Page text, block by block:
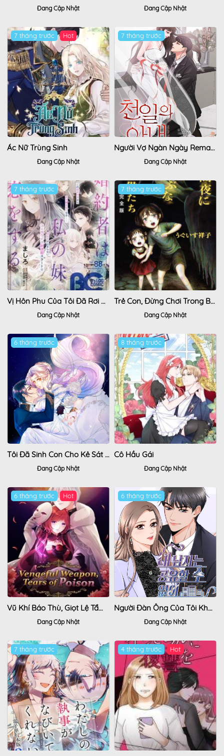
Đang Cập Nhật Đang Cập Nhật
7 tháng trước
Ác Nữ Trùng Sinh
Đang Cập Nhật
7 tháng trước
Người Vợ Ngàn Ngày Remake
Đang Cập Nhật
7 tháng trước
Vị Hôn Phu Của Tôi Đã Rơi Vào Lưới Tình Với Em Gái
Đang Cập Nhật
7 tháng trước
Trẻ Con, Đừng Chơi Trong Bóng Tối
Đang Cập Nhật
6 tháng trước
Tôi Đã Sinh Con Cho Kẻ Sát Nhân
Đang Cập Nhật
8 tháng trước
Cô Hầu Gái
Đang Cập Nhật
6 tháng trước
Vũ Khí Báo Thù, Giọt Lệ Tẩm Độc
Đang Cập Nhật
6 tháng trước
Người Đàn Ông Của Tôi Không Thể Chia Sẻ
Đang Cập Nhật
7 tháng trước 4 tháng trước